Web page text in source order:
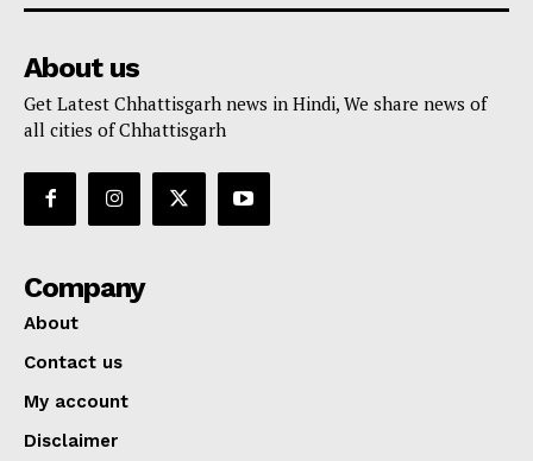
About us
Get Latest Chhattisgarh news in Hindi, We share news of
all cities of Chhattisgarh
Company
About
Contact us
My account
Disclaimer